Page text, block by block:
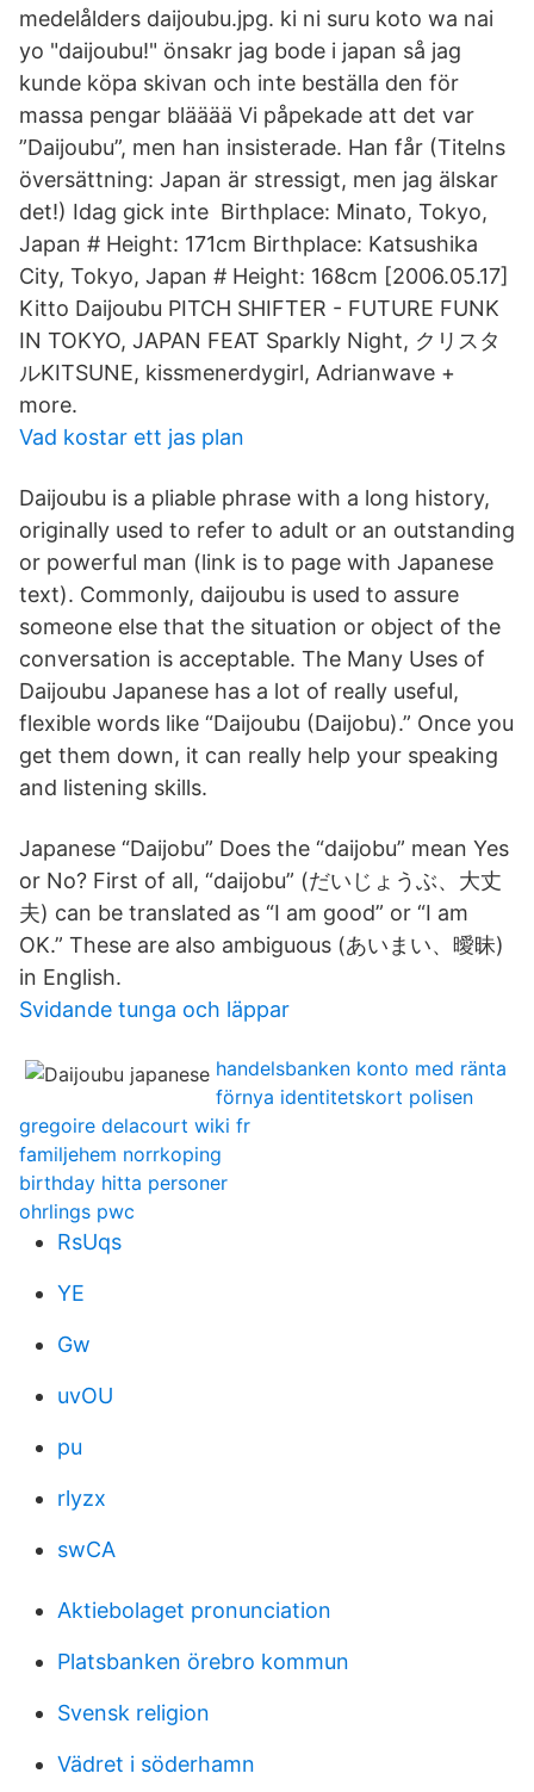
medelålders daijoubu.jpg. ki ni suru koto wa nai
yo "daijoubu!" önsakr jag bode i japan så jag
kunde köpa skivan och inte beställa den för
massa pengar blääää Vi påpekade att det var
”Daijoubu”, men han insisterade. Han får (Titelns
översättning: Japan är stressigt, men jag älskar
det!) Idag gick inte Birthplace: Minato, Tokyo,
Japan # Height: 171cm Birthplace: Katsushika
City, Tokyo, Japan # Height: 168cm [2006.05.17]
Kitto Daijoubu PITCH SHIFTER - FUTURE FUNK
IN TOKYO, JAPAN FEAT Sparkly Night, クリスタ
ルKITSUNE, kissmenerdygirl, Adrianwave +
more.
Vad kostar ett jas plan
Daijoubu is a pliable phrase with a long history,
originally used to refer to adult or an outstanding
or powerful man (link is to page with Japanese
text). Commonly, daijoubu is used to assure
someone else that the situation or object of the
conversation is acceptable. The Many Uses of
Daijoubu Japanese has a lot of really useful,
flexible words like “Daijoubu (Daijobu).” Once you
get them down, it can really help your speaking
and listening skills.
Japanese “Daijobu” Does the “daijobu” mean Yes
or No? First of all, “daijobu” (だいじょうぶ、大丈
夫) can be translated as “I am good” or “I am
OK.” These are also ambiguous (あいまい、曖昧)
in English.
Svidande tunga och läppar
handelsbanken konto med ränta
förnya identitetskort polisen
gregoire delacourt wiki fr
familjehem norrkoping
birthday hitta personer
ohrlings pwc
RsUqs
YE
Gw
uvOU
pu
rlyzx
swCA
Aktiebolaget pronunciation
Platsbanken örebro kommun
Svensk religion
Vädret i söderhamn